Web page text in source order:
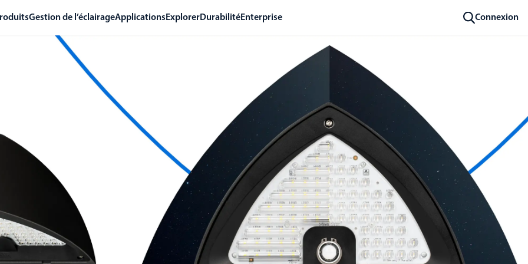
Gestion de l’éclairageApplications ExplorerDurabilitéEnterprise Connexion